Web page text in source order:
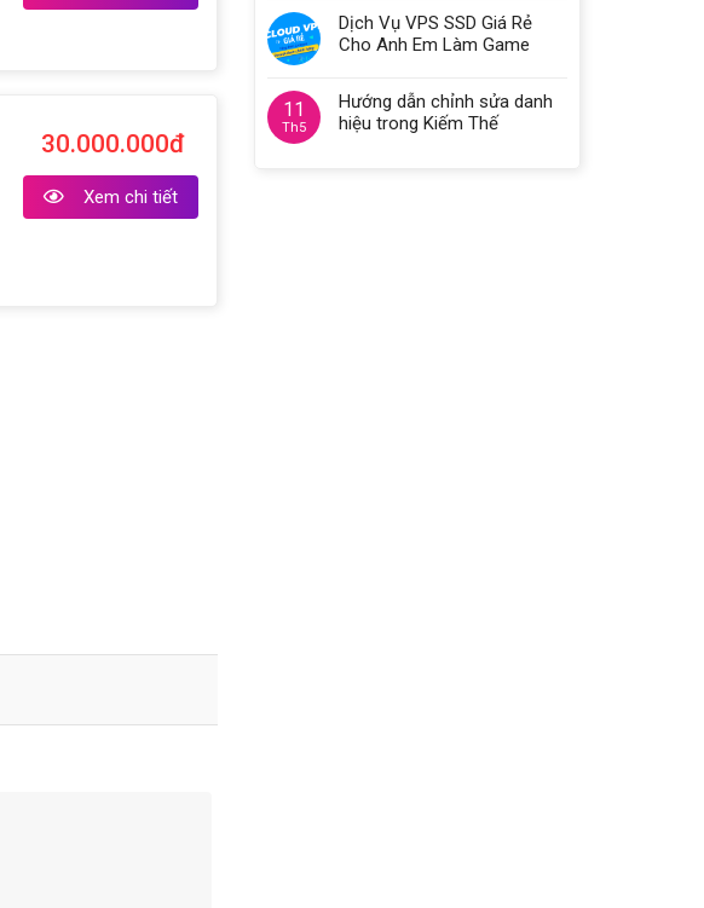
30.000.000đ
Xem chi tiết
Dịch Vụ VPS SSD Giá Rẻ
Cho Anh Em Làm Game
11
Th5
Hướng dẫn chỉnh sửa danh
hiệu trong Kiếm Thế